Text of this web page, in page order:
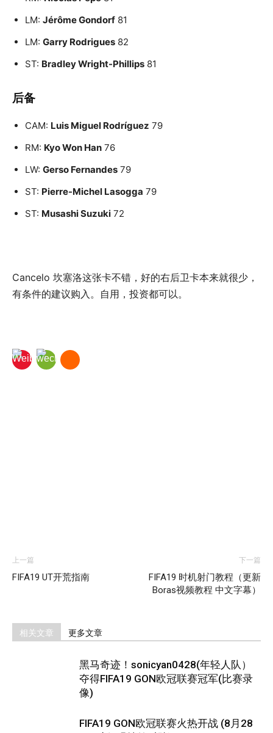
LM: Jérôme Gondorf 81
LM: Garry Rodrigues 82
ST: Bradley Wright-Phillips 81
后备
CAM: Luis Miguel Rodríguez 79
RM: Kyo Won Han 76
LW: Gerso Fernandes 79
ST: Pierre-Michel Lasogga 79
ST: Musashi Suzuki 72
Cancelo 坎塞洛这张卡不错，好的右后卫卡本来就很少，
有条件的建议购入。自用，投资都可以。
上一篇
FIFA19 UT开荒指南
下一篇
FIFA19 时机射门教程（更新
Boras视频教程 中文字幕）
相关文章 更多文章
黑马奇迹！sonicyan0428(年轻人队）
夺得FIFA19 GON欧冠联赛冠军(比赛录
像)
FIFA19 GON欧冠联赛火热开战 (8月28